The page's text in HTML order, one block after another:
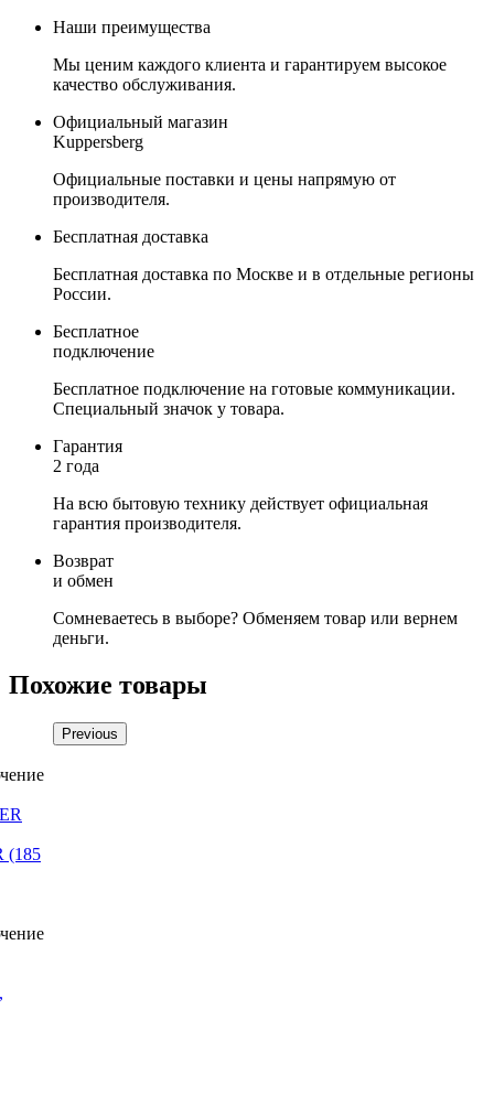
Наши преимущества
Мы ценим каждого клиента и гарантируем высокое
качество обслуживания.
Официальный магазин
Kuppersberg
Официальные поставки и цены напрямую от
производителя.
Бесплатная доставка
Бесплатная доставка по Москве и в отдельные регионы
России.
Бесплатное
подключение
Бесплатное подключение на готовые коммуникации.
Специальный значок у товара.
Гарантия
2 года
На всю бытовую технику действует официальная
гарантия производителя.
Возврат
и обмен
Сомневаетесь в выборе? Обменяем товар или вернем
деньги.
Похожие товары
Previous
(185